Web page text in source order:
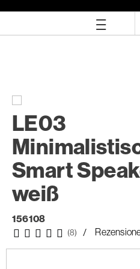
LE03
Smart
weiß
156108
(8)